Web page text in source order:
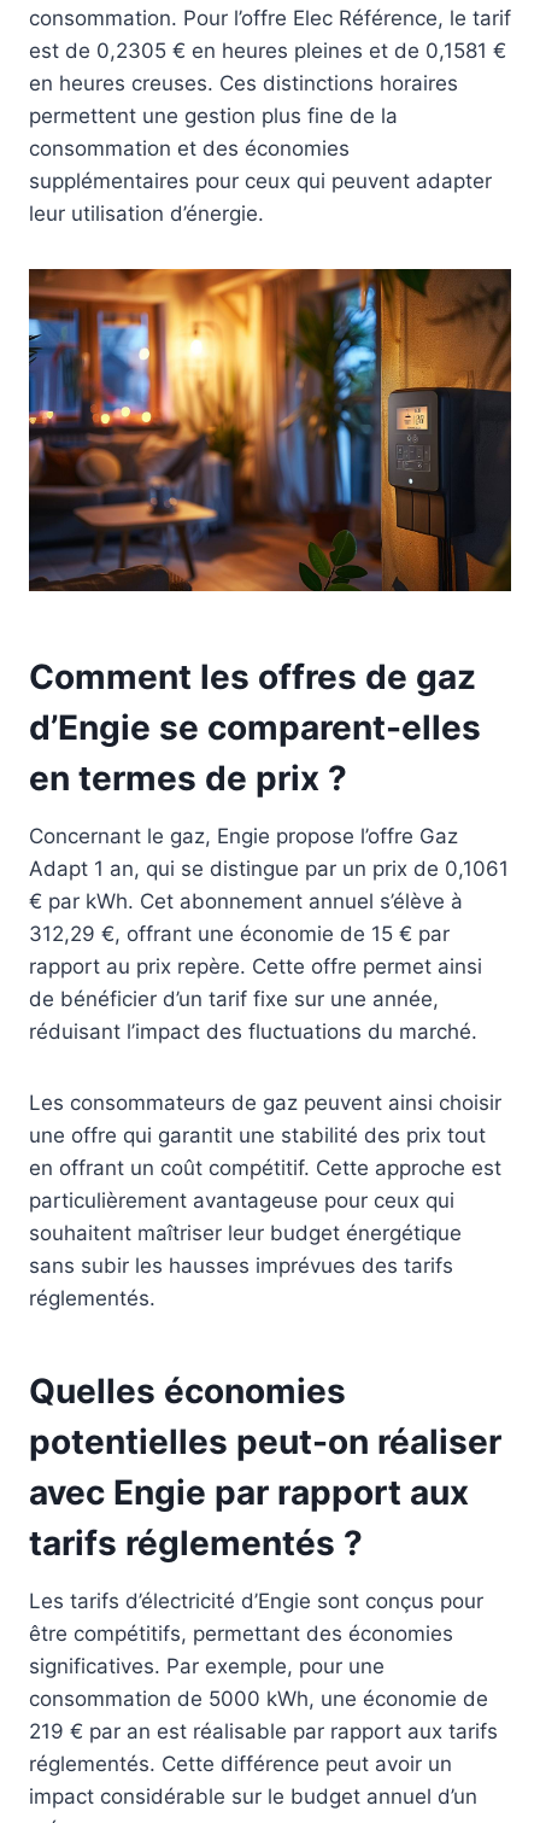
consommation. Pour l’offre Elec Référence, le tarif
est de 0,2305 € en heures pleines et de 0,1581 €
en heures creuses. Ces distinctions horaires
permettent une gestion plus fine de la
consommation et des économies
supplémentaires pour ceux qui peuvent adapter
leur utilisation d’énergie.
Comment les offres de gaz
d’Engie se comparent-elles
en termes de prix ?
Concernant le gaz, Engie propose l’offre Gaz
Adapt 1 an, qui se distingue par un prix de 0,1061
€ par kWh. Cet abonnement annuel s’élève à
312,29 €, offrant une économie de 15 € par
rapport au prix repère. Cette offre permet ainsi
de bénéficier d’un tarif fixe sur une année,
réduisant l’impact des fluctuations du marché.
Les consommateurs de gaz peuvent ainsi choisir
une offre qui garantit une stabilité des prix tout
en offrant un coût compétitif. Cette approche est
particulièrement avantageuse pour ceux qui
souhaitent maîtriser leur budget énergétique
sans subir les hausses imprévues des tarifs
réglementés.
Quelles économies
potentielles peut-on réaliser
avec Engie par rapport aux
tarifs réglementés ?
Les tarifs d’électricité d’Engie sont conçus pour
être compétitifs, permettant des économies
significatives. Par exemple, pour une
consommation de 5000 kWh, une économie de
219 € par an est réalisable par rapport aux tarifs
réglementés. Cette différence peut avoir un
impact considérable sur le budget annuel d’un